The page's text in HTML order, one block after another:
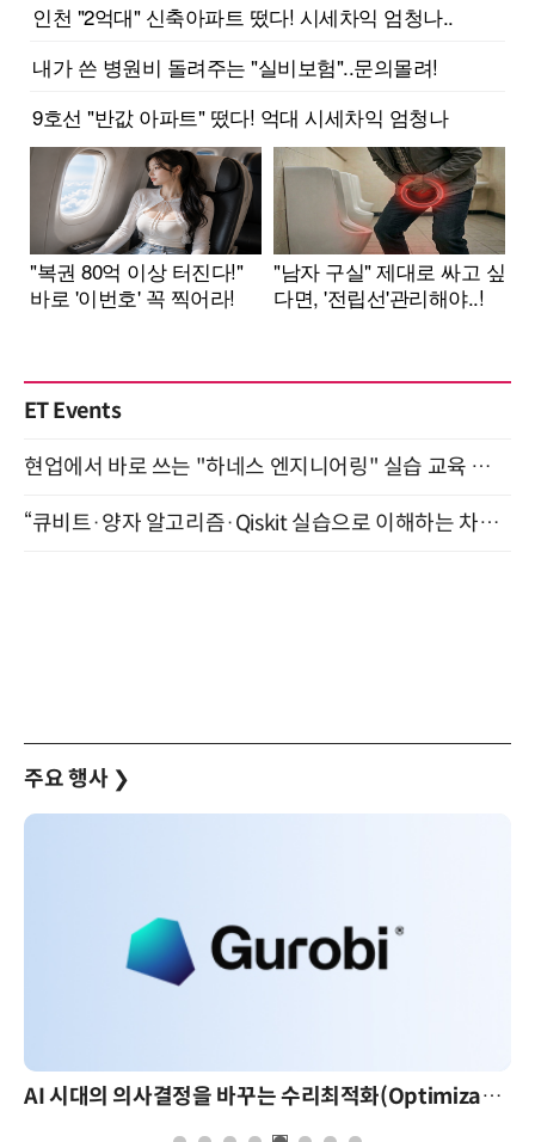
ET Events
현업에서 바로 쓰는 "하네스 엔지니어링" 실습 교육 워크숍 8월 20일 개최
“큐비트·양자 알고리즘·Qiskit 실습으로 이해하는 차세대 컴퓨팅” (8/28)
주요 행사 ❯
AI 시대의 의사결정을 바꾸는 수리최적화(Optimization): 실제 산업 적용 사례와 활용 전략